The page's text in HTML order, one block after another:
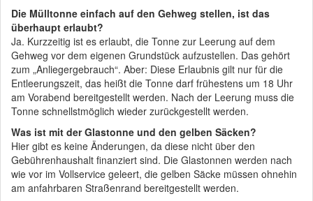
Die Mülltonne einfach auf den Gehweg stellen, ist das
überhaupt erlaubt?
Ja. Kurzzeitig ist es erlaubt, die Tonne zur Leerung auf dem
Gehweg vor dem eigenen Grundstück aufzustellen. Das gehört
zum „Anliegergebrauch“. Aber: Diese Erlaubnis gilt nur für die
Entleerungszeit, das heißt die Tonne darf frühestens um 18 Uhr
am Vorabend bereitgestellt werden. Nach der Leerung muss die
Tonne schnellstmöglich wieder zurückgestellt werden.
Was ist mit der Glastonne und den gelben Säcken?
Hier gibt es keine Änderungen, da diese nicht über den
Gebührenhaushalt finanziert sind. Die Glastonnen werden nach
wie vor im Vollservice geleert, die gelben Säcke müssen ohnehin
am anfahrbaren Straßenrand bereitgestellt werden.